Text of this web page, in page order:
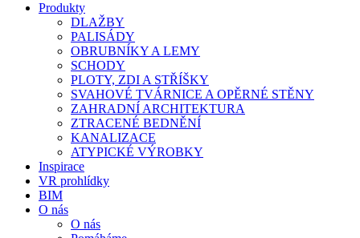
Produkty
DLAŽBY
PALISÁDY
OBRUBNÍKY A LEMY
SCHODY
PLOTY, ZDI A STŘÍŠKY
SVAHOVÉ TVÁRNICE A OPĚRNÉ STĚNY
ZAHRADNÍ ARCHITEKTURA
ZTRACENÉ BEDNĚNÍ
KANALIZACE
ATYPICKÉ VÝROBKY
Inspirace
VR prohlídky
BIM
O nás
O nás